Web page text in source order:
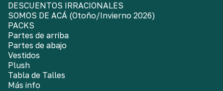
DESCUENTOS IRRACIONALES
SOMOS DE ACÁ (Otoño/Invierno 2026)
PACKS
Partes de arriba
Partes de abajo
Vestidos
Plush
Tabla de Talles
Más info